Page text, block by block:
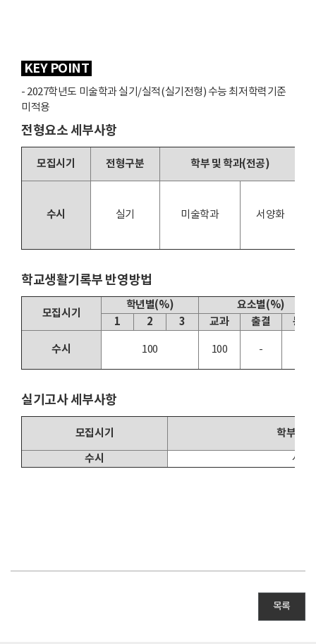
KEY POINT
- 2027학년도 미술학과 실기/실적(실기전형) 수능 최저학력기준
미적용
전형요소 세부사항
모집시기 전형구분 학부 및 학과(전공)
수시 실기 미술학과 서양화
학교생활기록부 반영방법
모집시기
학년별(%)
요소별(%)
1
2 3 교과 출결 봉사
수시 100 100 -
실기고사 세부사항
모집시기
학부 및
수시
서양
목록